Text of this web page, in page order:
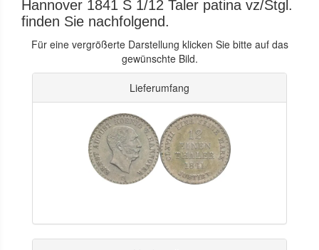
Hannover 1841 S 1/12 Taler patina vz/Stgl.
finden Sie nachfolgend.
Für eine vergrößerte Darstellung klicken Sie bitte auf das
gewünschte Bild.
Lieferumfang